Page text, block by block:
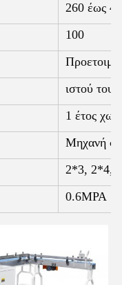
260 έως
100
ιστού του
1 έτος
Μηχανή
2*3, 2*4,
0.6MPA